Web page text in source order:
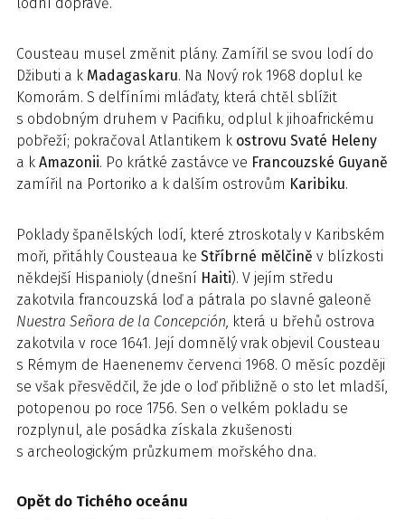
Cousteau musel změnit plány. Zamířil se svou lodí do
Džibuti a k Madagaskaru. Na Nový rok 1968 doplul ke
Komorám. S delfíními mláďaty, která chtěl sblížit
s obdobným druhem v Pacifiku, odplul k jihoafrickému
pobřeží; pokračoval Atlantikem k ostrovu Svaté Heleny
a k Amazonii. Po krátké zastávce ve Francouzské Guyaně
zamířil na Portoriko a k dalším ostrovům Karibiku.
Poklady španělských lodí, které ztroskotaly v Karibském
moři, přitáhly Cousteaua ke Stříbrné mělčině v blízkosti
někdejší Hispanioly (dnešní Haiti). V jejím středu
zakotvila francouzská loď a pátrala po slavné galeoně
Nuestra Señora de la Concepción, která u břehů ostrova
zakotvila v roce 1641. Její domnělý vrak objevil Cousteau
s Rémym de Haenenemv červenci 1968. O měsíc později
se však přesvědčil, že jde o loď přibližně o sto let mladší,
potopenou po roce 1756. Sen o velkém pokladu se
rozplynul, ale posádka získala zkušenosti
s archeologickým průzkumem mořského dna.
Opět do Tichého oceánu